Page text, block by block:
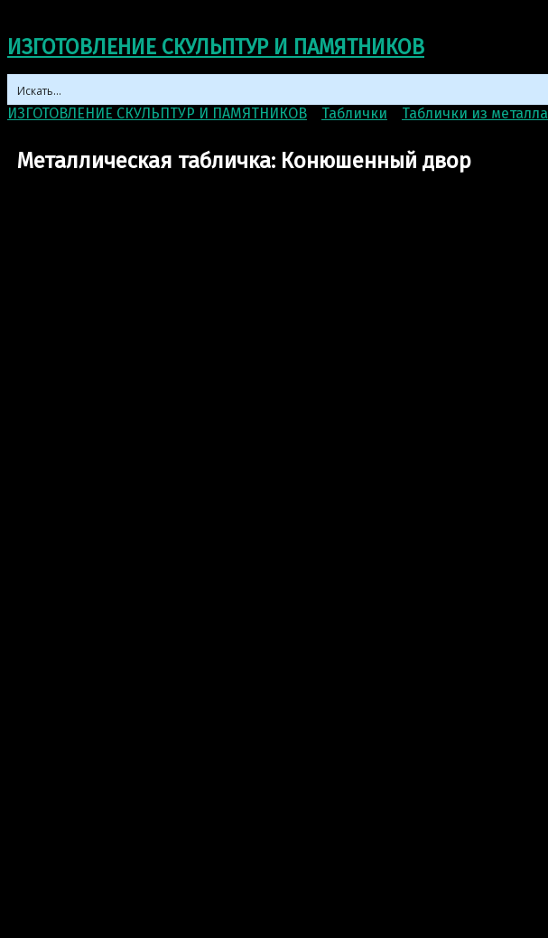
ИЗГОТОВЛЕНИЕ СКУЛЬПТУР И ПАМЯТНИКОВ
ИЗГОТОВЛЕНИЕ СКУЛЬПТУР И ПАМЯТНИКОВ Таблички Таблички из металла
Металлическая табличка: Конюшенный двор